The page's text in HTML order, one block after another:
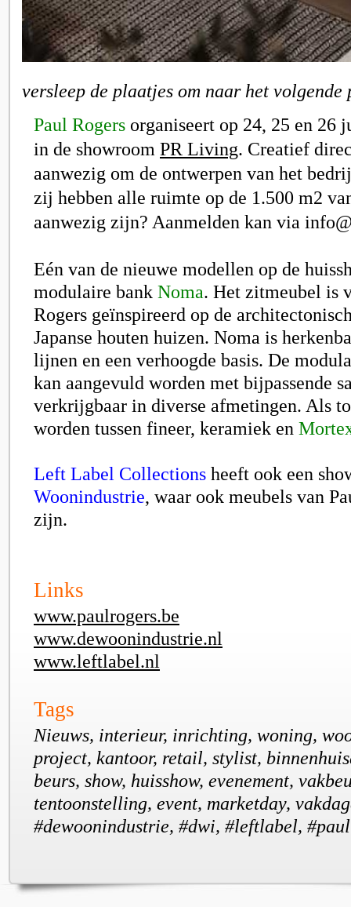
versleep de plaatjes om naar het
Paul Rogers organiseert op 24, 25 en 26
in de showroom PR Living. Creatief
aanwezig om de ontwerpen van het
zij hebben alle ruimte op de 1.500 m2
aanwezig zijn? Aanmelden kan via
Eén van de nieuwe modellen op de
modulaire bank Noma. Het zitmeubel is
Rogers geïnspireerd op de
Japanse houten huizen. Noma is
lijnen en een verhoogde basis. De
kan aangevuld worden met bijpassende
verkrijgbaar in diverse afmetingen. Als
worden tussen fineer, keramiek en
Left Label Collections heeft ook een
Woonindustrie, waar ook meubels van
zijn.
Links
www.paulrogers.be
www.dewoonindustrie.nl
www.leftlabel.nl
Tags
Nieuws, interieur, inrichting, woning,
project, kantoor, retail, stylist,
beurs, show, huisshow, evenement,
tentoonstelling, event, marketday,
#dewoonindustrie, #dwi, #leftlabel,